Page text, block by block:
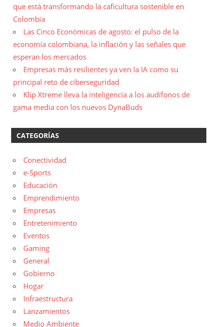
que está transformando la caficultura sostenible en
Colombia
Las Cinco Económicas de agosto: el pulso de la
economía colombiana, la inflación y las señales que
esperan los mercados
Empresas más resilientes ya ven la IA como su
principal reto de ciberseguridad
Klip Xtreme lleva la inteligencia a los audífonos de
gama media con los nuevos DynaBuds
CATEGORÍAS
Conectividad
e-Sports
Educación
Emprendimiento
Empresas
Entretenimiento
Eventos
Gaming
General
Gobierno
Hogar
Infraestructura
Lanzamientos
Medio Ambiente